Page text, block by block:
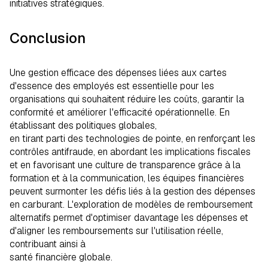
initiatives stratégiques.
Conclusion
Une gestion efficace des dépenses liées aux cartes
d'essence des employés est essentielle pour les
organisations qui souhaitent réduire les coûts, garantir la
conformité et améliorer l'efficacité opérationnelle. En
établissant des politiques globales,
en tirant parti des technologies de pointe, en renforçant les
contrôles antifraude, en abordant les implications fiscales
et en favorisant une culture de transparence grâce à la
formation et à la communication, les équipes financières
peuvent surmonter les défis liés à la gestion des dépenses
en carburant. L'exploration de modèles de remboursement
alternatifs permet d'optimiser davantage les dépenses et
d'aligner les remboursements sur l'utilisation réelle,
contribuant ainsi à
santé financière globale.